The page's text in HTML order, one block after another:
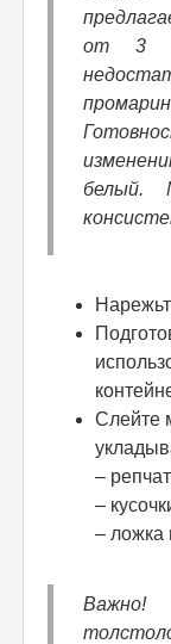
от 3
белый.
Слейте
–
–
– ложка
Важно!